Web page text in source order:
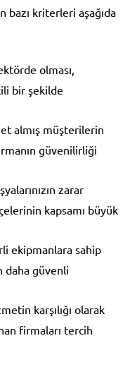
bazı kriterleri aşağıda
olması,
bir şekilde
almış müşterilerin
güvenilirliği
zarar
kapsamı büyük
ekipmanlara sahip
daha güvenli
karşılığı olarak
firmaları tercih